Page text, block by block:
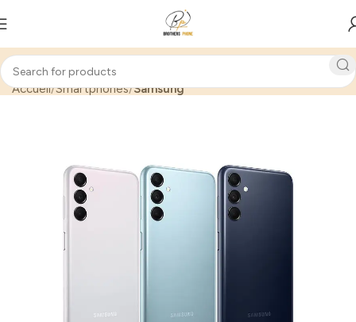
Accueil Smartphones Samsung